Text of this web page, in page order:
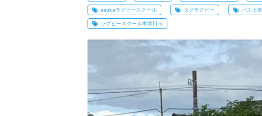
asukaラグビースクール タグラグビー パス上達
ラグビースクール木津川市